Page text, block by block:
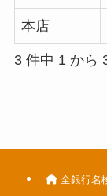
本店
3 件中 1 から
全銀行名